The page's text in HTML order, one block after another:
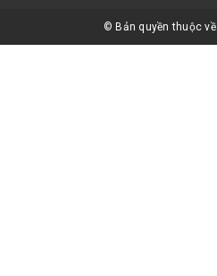
© Bản quyền thuộc về